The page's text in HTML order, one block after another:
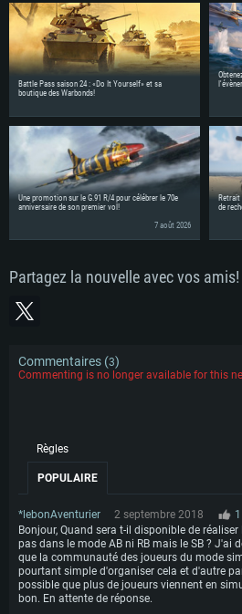
Battle Pass saison 24 : «Do It Yourself» et sa
boutique des Warbonds!
Une promotion sur le G.91 R/4 pour célébrer le 70e
anniversaire de son premier vol!
7 août 2026
Retrait
de
Partagez la nouvelle avec vos amis!
Commentaires (3)
Commenting is no longer available for this
Règles
POPULAIRE
*lebonAventurier 2 septembre 2018
1
Bonjour, Quand sera t-il disponible de
pas dans le mode AB ni RB mais le SB ? J'ai
que la communauté des joueurs du mode
pourtant simple d'organiser cela et d'autre
possible que plus de joueurs viennent en
bon. En attente de réponse.